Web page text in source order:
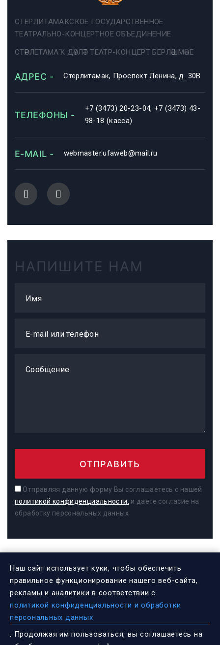
СТЕРЛИТАМАКСКОЕ ГОСУДАРСТВЕННОЕ
ТЕАТРАЛЬНО-КОНЦЕРТНОЕ ОБЪЕДИНЕНИЕ
СТӘРЛЕТАМАҠ ДӘҮЛӘТ ТЕАТР-КОНЦЕРТ БЕРЛӘШМӘҺЕ
АДРЕС - Стерлитамак, Проспект Ленина, д. 30В
ТЕЛЕФОНЫ -
+7 (3473) 20-23-04, +7 (3473) 43-
98-18 (касса)
E-MAIL - webmaster.ufaweb@mail.ru
НАПИШИТЕ НАМ
Имя
E-mail или телефон
Сообщение
ОТПРАВИТЬ
Отправляя данную форму Вы соглашаетесь с нашей
политикой конфиденциальности. и даете согласие на
обработку персональных данных
ИНФОРМАЦИЯ
Федеральный проект «Культура
малой Родины»
Наш сайт использует куки, чтобы обеспечить
правильное функционирование нашего веб-сайта,
рекламы и аналитики в соответствии с
политикой конфиденциальности и обработки
персональных данных
. Продолжая им пользоваться, вы соглашаетесь на